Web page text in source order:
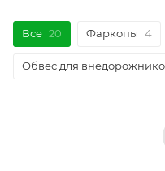
Все 20 Фаркопы 4
Обвес для